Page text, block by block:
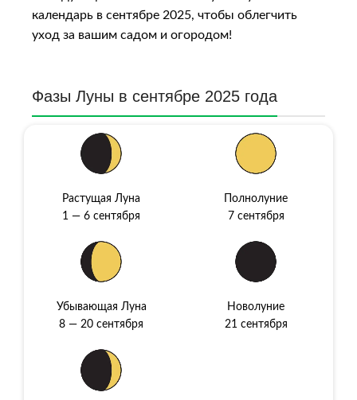
календарь в сентябре 2025, чтобы облегчить
уход за вашим садом и огородом!
Фазы Луны в сентябре 2025 года
Растущая Луна
1 — 6 сентября
Полнолуние
7 сентября
Убывающая Луна
8 — 20 сентября
Новолуние
21 сентября